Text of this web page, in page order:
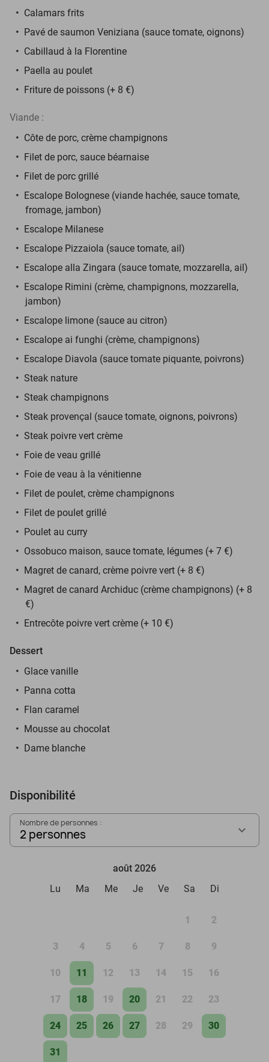
Calamars frits
Pavé de saumon Veniziana (sauce tomate, oignons)
Cabillaud à la Florentine
Paella au poulet
Friture de poissons (+ 8 €)
Viande :
Côte de porc, crème champignons
Filet de porc, sauce béarnaise
Filet de porc grillé
Escalope Bolognese (viande hachée, sauce tomate,
fromage, jambon)
Escalope Milanese
Escalope Pizzaiola (sauce tomate, ail)
Escalope alla Zingara (sauce tomate, mozzarella, ail)
Escalope Rimini (crème, champignons, mozzarella,
jambon)
Escalope limone (sauce au citron)
Escalope ai funghi (crème, champignons)
Escalope Diavola (sauce tomate piquante, poivrons)
Steak nature
Steak champignons
Steak provençal (sauce tomate, oignons, poivrons)
Steak poivre vert crème
Foie de veau grillé
Foie de veau à la vénitienne
Filet de poulet, crème champignons
Filet de poulet grillé
Poulet au curry
Ossobuco maison, sauce tomate, légumes (+ 7 €)
Magret de canard, crème poivre vert (+ 8 €)
Magret de canard Archiduc (crème champignons) (+ 8
€)
Entrecôte poivre vert crème (+ 10 €)
Dessert
Glace vanille
Panna cotta
Flan caramel
Mousse au chocolat
Dame blanche
Disponibilité
Nombre de personnes :
2 personnes
août 2026
Lu
Ma Me Je Ve Sa Di
1 2
3 4 5 6 7 8 9
10 11 12 13 14 15 16
17 18 19 20 21 22 23
24 25 26 27 28 29 30
31